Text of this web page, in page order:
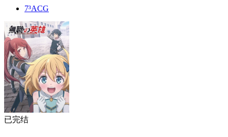
7³ACG
已完结